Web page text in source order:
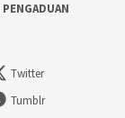
Twitter
Tumblr